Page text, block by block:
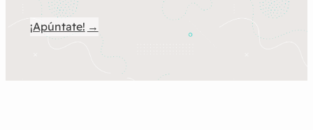
¡Apúntate!